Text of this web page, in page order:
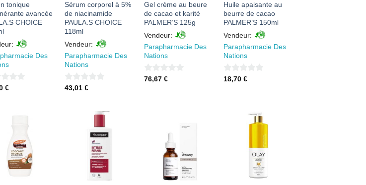
tonique
avancée
CHOICE
Des
€
Sérum corporel à 5%
de niacinamide
PAULA.S CHOICE
118ml
Vendeur:
Parapharmacie Des
Nations
0
43,01 €
Gel crème au beure
de cacao et karité
PALMER’S 125g
Vendeur:
Parapharmacie Des
Nations
0
76,67 €
Huile apaisante au
beurre de cacao
PALMER’S 150ml
Vendeur:
Parapharmacie Des
Nations
0
18,70 €
AJOUTER
À MES
FAVORIS
AJOUTER
À MES
FAVORIS
FAVORIS
AJOUTER
À MES
FAVORIS